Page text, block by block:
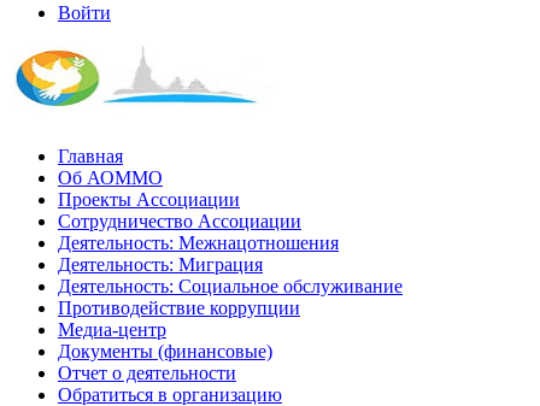
Войти
Главная
Об АОММО
Проекты Ассоциации
Сотрудничество Ассоциации
Деятельность: Межнацотношения
Деятельность: Миграция
Деятельность: Социальное обслуживание
Противодействие коррупции
Медиа-центр
Документы (финансовые)
Отчет о деятельности
Обратиться в организацию